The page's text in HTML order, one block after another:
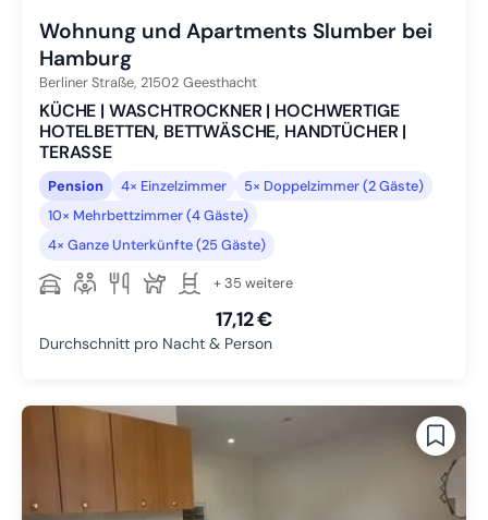
Wohnung und Apartments Slumber bei
Hamburg
Berliner Straße, 21502 Geesthacht
KÜCHE | WASCHTROCKNER | HOCHWERTIGE
HOTELBETTEN, BETTWÄSCHE, HANDTÜCHER |
TERASSE
Pension 4× Einzelzimmer
5× Doppelzimmer (2 Gäste)
10× Mehrbettzimmer (4 Gäste)
4× Ganze Unterkünfte (25 Gäste)
+ 35 weitere
17,12 €
Durchschnitt pro Nacht & Person